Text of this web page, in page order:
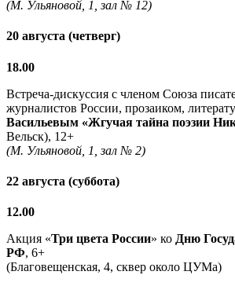
(М. Ульяновой, 1, зал № 12)
20 августа (четверг)
18.00
Встреча-дискуссия с членом Союза
журналистов России, прозаиком,
Васильевым «Жгучая тайна поэзии
Вельск), 12+
(М. Ульяновой, 1, зал № 2)
22 августа (суббота)
12.00
Акция «Три цвета России» ко Дню
РФ, 6+
(Благовещенская, 4, сквер около ЦУМа)